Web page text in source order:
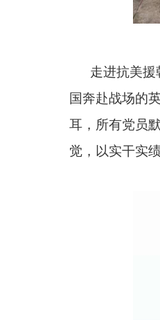
走进抗美援
国奔赴战场的
耳，所有党员
觉，以实干实